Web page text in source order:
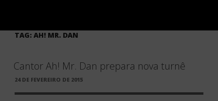
TAG: AH! MR. DAN
Cantor Ah! Mr. Dan prepara nova turnê
PUBLICADO
24 DE FEVEREIRO DE 2015